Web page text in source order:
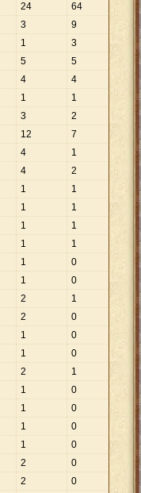
24
64
3
9
1
3
5
5
4
4
1
1
3
2
12
7
4
1
4
2
1
1
1
1
1
1
1
1
1
0
1
0
2
1
2
0
1
0
1
0
2
1
1
0
1
0
1
0
1
0
2
0
2
0